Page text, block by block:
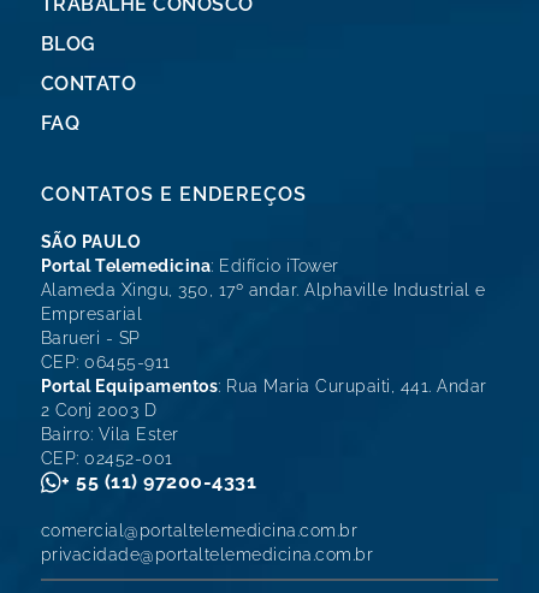
BLOG
CONTATO
FAQ
CONTATOS E ENDEREÇOS
SÃO PAULO
Portal Telemedicina: Edifício iTower
Alameda Xingu, 350, 17º andar. Alphaville Industrial e
Empresarial
Barueri - SP
CEP: 06455-911
Portal Equipamentos: Rua Maria Curupaiti, 441. Andar
2 Conj 2003 D
Bairro: Vila Ester
CEP: 02452-001
+ 55 (11) 97200-4331
comercial@portaltelemedicina.com.br
privacidade@portaltelemedicina.com.br